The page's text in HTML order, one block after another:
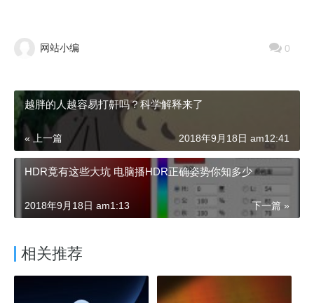
网站小编 0
越胖的人越容易打鼾吗？科学解释来了
« 上一篇 2018年9月18日 am12:41
HDR竟有这些大坑 电脑播HDR正确姿势你知多少
下一篇 »
2018年9月18日 am1:13
相关推荐